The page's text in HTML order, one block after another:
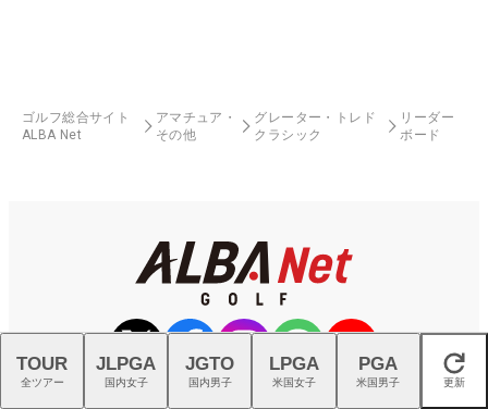
ゴルフ総合サイト
ALBA Net
アマチュア・
その他
グレーター・トレド
クラシック
リーダー
ボード
閉じる
TOUR
全ツアー
JLPGA
国内女子
JGTO
国内男子
LPGA
米国女子
PGA
米国男子 更新